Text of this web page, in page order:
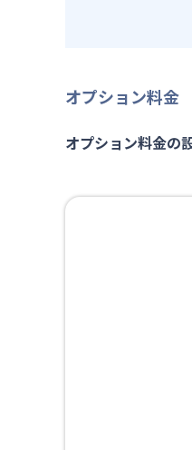
オプション料金
オプション料金の